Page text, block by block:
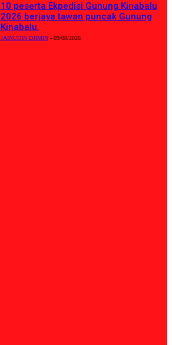
10 peserta Ekpedisi Gunung Kinabalu
2026 berjaya tawan puncak Gunung
Kinabalu.
JAINUDIN DJIMIN - 09/08/2026